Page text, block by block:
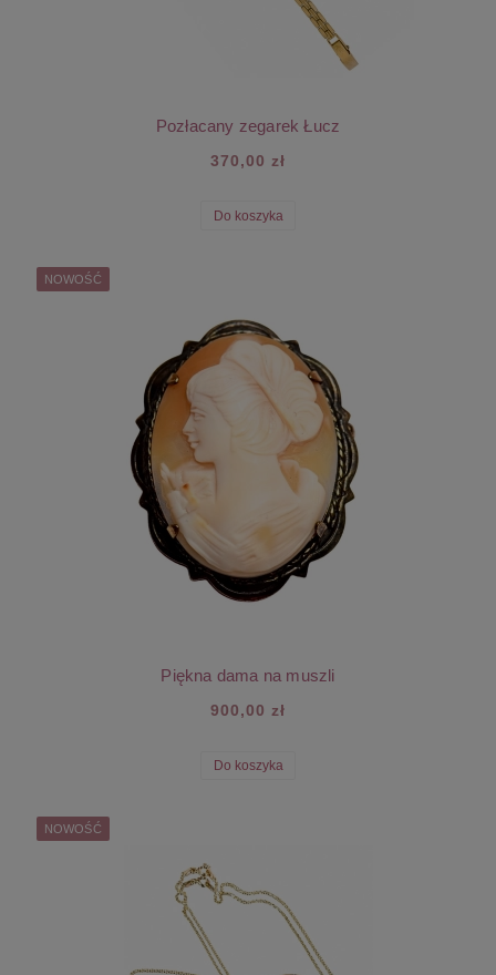
Pozłacany zegarek Łucz
370,00 zł
Do koszyka
Piękna dama na muszli
900,00 zł
Do koszyka
NOWOŚĆ
NOWOŚĆ